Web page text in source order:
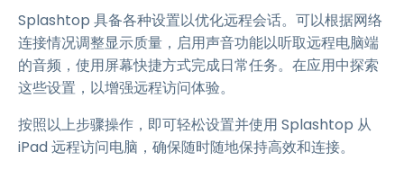
Splashtop 具备各种设置以优化远程会话。可以根据网络
连接情况调整显示质量，启用声音功能以听取远程电脑端
的音频，使用屏幕快捷方式完成日常任务。在应用中探索
这些设置，以增强远程访问体验。
按照以上步骤操作，即可轻松设置并使用 Splashtop 从
iPad 远程访问电脑，确保随时随地保持高效和连接。